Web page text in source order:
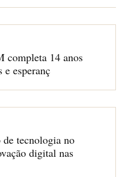
14 anos
e esperanç
tecnologia no
digital nas